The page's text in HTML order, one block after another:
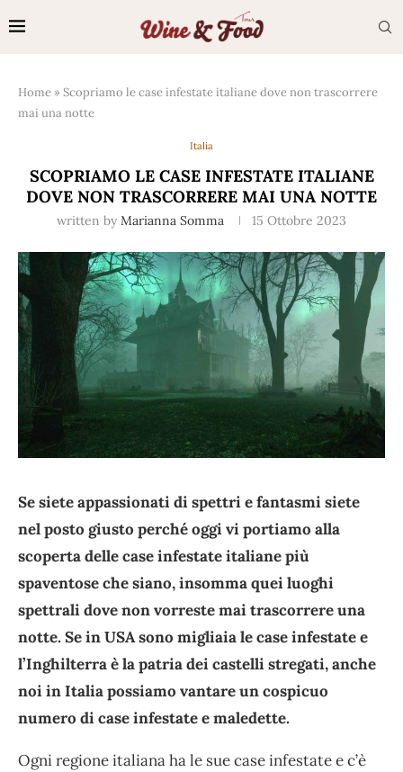
Home »Scopriamo le case infestate italiane dove non trascorrere
mai una notte
Italia
SCOPRIAMO LE CASE INFESTATE ITALIANE
DOVE NON TRASCORRERE MAI UNA NOTTE
written by Marianna Somma 15 Ottobre 2023
Se siete appassionati di spettri e fantasmi siete
nel posto giusto perché oggi vi portiamo alla
scoperta delle case infestate italiane più
spaventose che siano, insomma quei luoghi
spettrali dove non vorreste mai trascorrere una
notte. Se in USA sono migliaia le case infestate e
l’Inghilterra è la patria dei castelli stregati, anche
noi in Italia possiamo vantare un cospicuo
numero di case infestate e maledette.
Ogni regione italiana ha le sue case infestate e c’è